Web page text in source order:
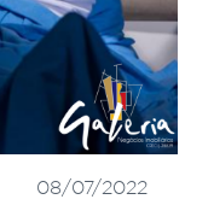
08/07/2022